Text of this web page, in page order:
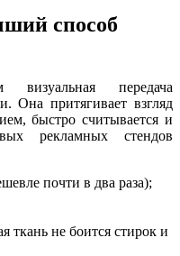
способ
визуальная передача
Она притягивает взгляд
быстро считывается и
рекламных стендов
почти в два раза);
ткань не боится стирок и